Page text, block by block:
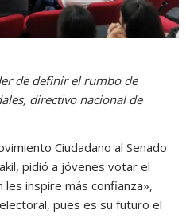
de definir el rumbo de
directivo nacional de
Ciudadano al Senado
pidió a jóvenes votar el
les inspire más confianza»,
pues es su futuro el